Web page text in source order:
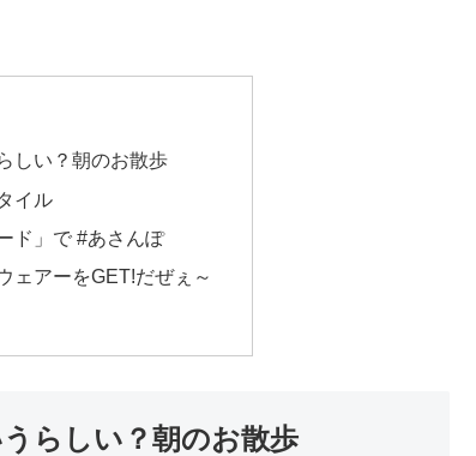
しい？朝のお散歩
イル
ド」で #あさんぽ
ェアーをGET!だぜぇ～
らしい？朝のお散歩